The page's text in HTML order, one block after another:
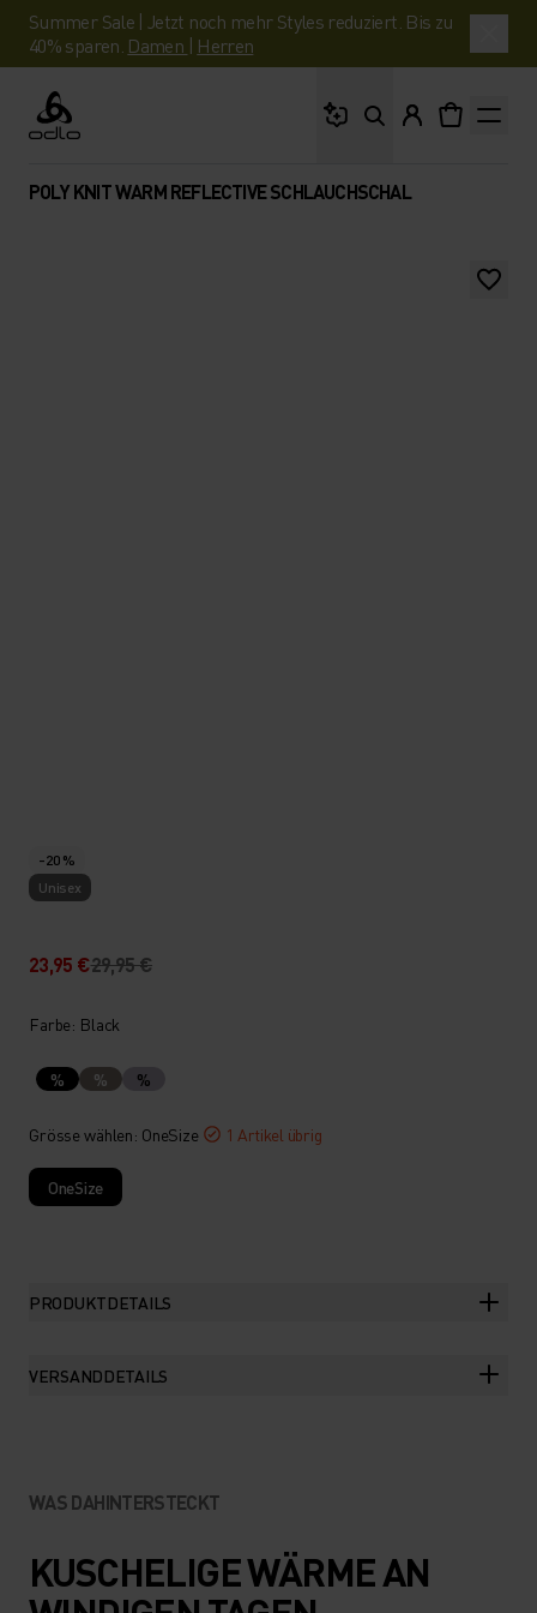
Summer Sale | Jetzt noch mehr Styles reduziert. Bis zu
40% sparen. Damen | Herren
Odlo
POLY KNIT WARM REFLECTIVE SCHLAUCHSCHAL
-20 %
Unisex
23,95 €29,95 €
Farbe: Black
% % %
Grösse wählen: OneSize 1 Artikel übrig
OneSize
PRODUKTDETAILS
VERSANDDETAILS
WAS DAHINTERSTECKT
KUSCHELIGE WÄRME AN